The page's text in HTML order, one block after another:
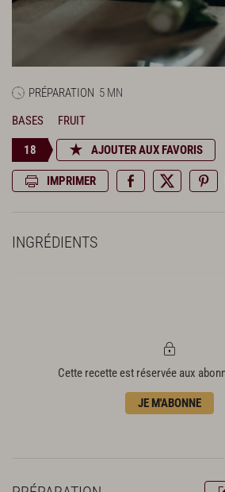
PRÉPARATION 5 MN
BASES
FRUIT
18 AJOUTER AUX FAVORIS
IMPRIMER
INGRÉDIENTS
Cette recette est réservée aux
JE M'ABONNE